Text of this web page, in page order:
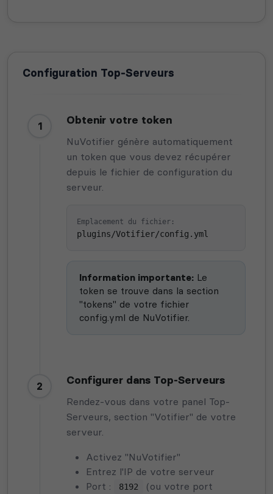
Configuration Top-Serveurs
1 Obtenir votre token
NuVotifier génère automatiquement
un token que vous devez récupérer
depuis le fichier de configuration du
serveur.
Emplacement du fichier:
plugins/Votifier/config.yml
Information importante: Le
token se trouve dans la section
"tokens" de votre fichier
config.yml de NuVotifier.
2 Configurer dans Top-Serveurs
Rendez-vous dans votre panel Top-
Serveurs, section "Votifier" de votre
serveur.
Activez "NuVotifier"
Entrez l'IP de votre serveur
Port :
8192
(ou votre port